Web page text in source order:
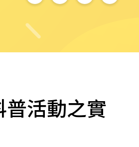
普活動之實